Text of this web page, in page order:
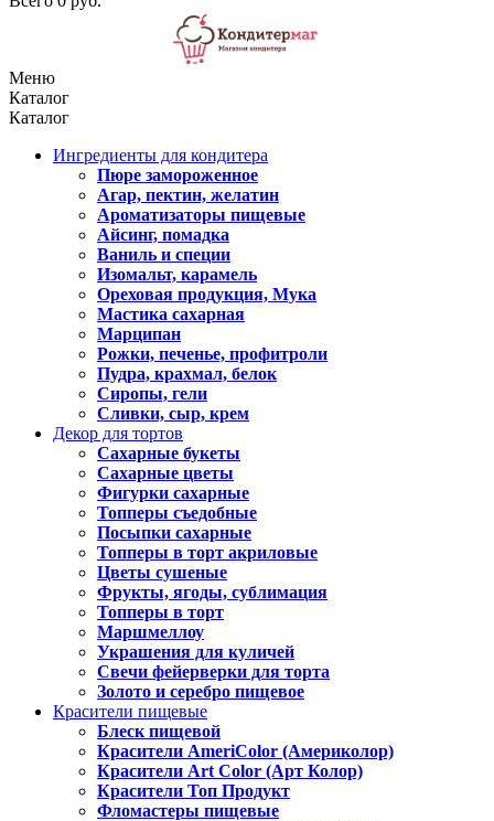
Меню
Каталог
Каталог
Ингредиенты для кондитера
Пюре замороженное
Агар, пектин, желатин
Ароматизаторы пищевые
Айсинг, помадка
Ваниль и специи
Изомальт, карамель
Ореховая продукция, Мука
Мастика сахарная
Марципан
Рожки, печенье, профитроли
Пудра, крахмал, белок
Сиропы, гели
Сливки, сыр, крем
Декор для тортов
Сахарные букеты
Сахарные цветы
Фигурки сахарные
Топперы съедобные
Посыпки сахарные
Топперы в торт акриловые
Цветы сушеные
Фрукты, ягоды, сублимация
Топперы в торт
Маршмеллоу
Украшения для куличей
Свечи фейерверки для торта
Золото и серебро пищевое
Красители пищевые
Блеск пищевой
Красители AmeriColor (Америколор)
Красители Art Color (Арт Колор)
Красители Топ Продукт
Фломастеры пищевые